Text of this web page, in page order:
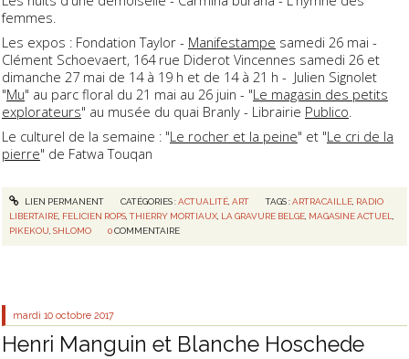
femmes.
Les expos : Fondation Taylor - Manifestampe samedi 26 mai -
Clément Schoevaert, 164 rue Diderot Vincennes samedi 26 et
dimanche 27 mai de 14 à 19 h et de 14 à 21 h - Julien Signolet
"Mu" au parc floral du 21 mai au 26 juin - "Le magasin des petits
explorateurs" au musée du quai Branly - Librairie Publico.
Le culturel de la semaine : "Le rocher et la peine" et "Le cri de la
pierre" de Fatwa Touqan
LIEN PERMANENT CATÉGORIES :ACTUALITÉ, ART TAGS :ARTRACAILLE RADIO
LIBERTAIRE FELICIEN ROPS ,THIERRY MORTIAUX LA GRAVURE BELGE MAGASINE ACTUEL
PIKEKOU ,SHLOMO 0 COMMENTAIRE
mardi 10 octobre 2017
Henri Manguin et Blanche Hoschede